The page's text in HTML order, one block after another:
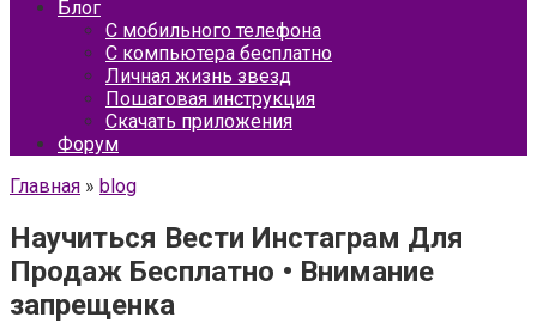
Блог
С мобильного телефона
С компьютера бесплатно
Личная жизнь звезд
Пошаговая инструкция
Скачать приложения
Форум
Главная » blog
Научиться Вести Инстаграм Для
Продаж Бесплатно • Внимание
запрещенка